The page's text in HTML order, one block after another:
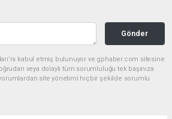
Gönder
kabul etmiş bulunuyor ve gphaber.com sitesine
veya dolaylı tüm sorumluluğu tek başınıza
site yönetimi hiçbir şekilde sorumlu